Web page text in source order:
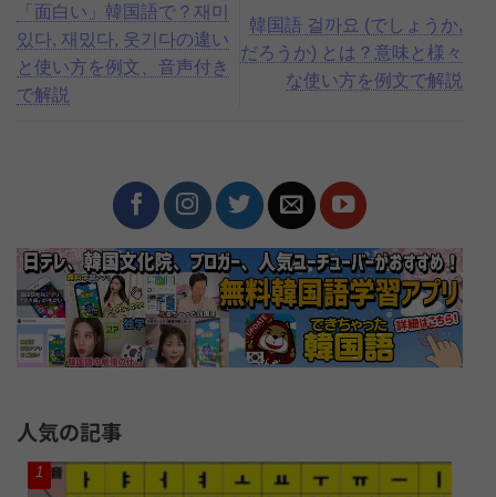
「面白い」韓国語で？재미
있다, 재밌다, 웃기다の違い
と使い方を例文、音声付き
で解説
韓国語 걸까요 (でしょうか,
だろうか) とは？意味と様々
な使い方を例文で解説
人気の記事